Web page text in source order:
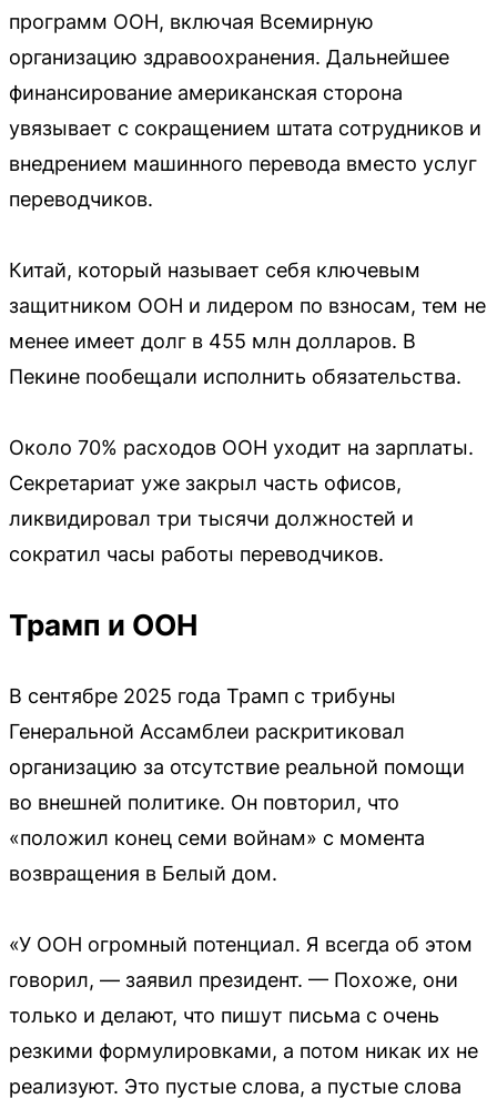
программ ООН, включая Всемирную
организацию здравоохранения. Дальнейшее
финансирование американская сторона
увязывает с сокращением штата сотрудников и
внедрением машинного перевода вместо услуг
переводчиков.
Китай, который называет себя ключевым
защитником ООН и лидером по взносам, тем не
менее имеет долг в 455 млн долларов. В
Пекине пообещали исполнить обязательства.
Около 70% расходов ООН уходит на зарплаты.
Секретариат уже закрыл часть офисов,
ликвидировал три тысячи должностей и
сократил часы работы переводчиков.
Трамп и ООН
В сентябре 2025 года Трамп с трибуны
Генеральной Ассамблеи раскритиковал
организацию за отсутствие реальной помощи
во внешней политике. Он повторил, что
«положил конец семи войнам» с момента
возвращения в Белый дом.
«У ООН огромный потенциал. Я всегда об этом
говорил, — заявил президент. — Похоже, они
только и делают, что пишут письма с очень
резкими формулировками, а потом никак их не
реализуют. Это пустые слова, а пустые слова